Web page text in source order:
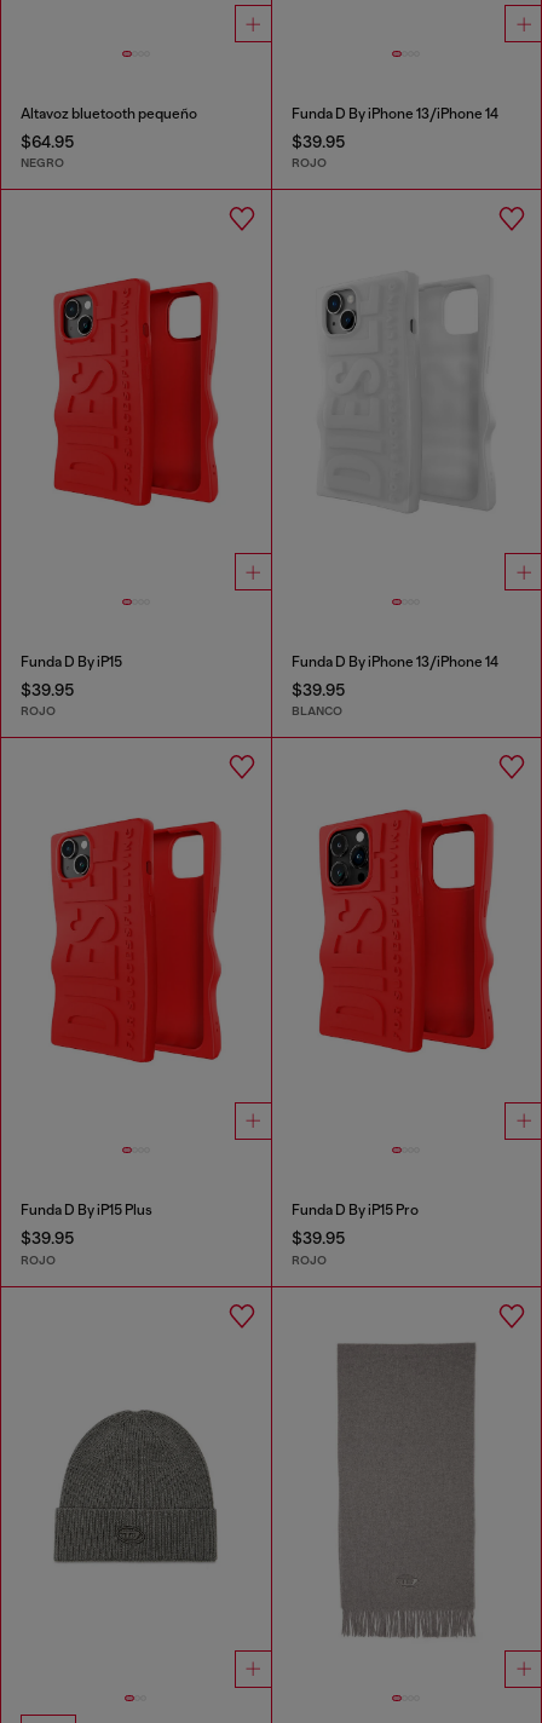
Altavoz bluetooth pequeño
$64.95
NEGRO
Funda D By iPhone 13/iPhone 14
$39.95
ROJO
Funda D By iP15
$39.95
ROJO
Funda D By iPhone 13/iPhone 14
$39.95
BLANCO
Funda D By iP15 Plus
$39.95
ROJO
Funda D By iP15 Pro
$39.95
ROJO